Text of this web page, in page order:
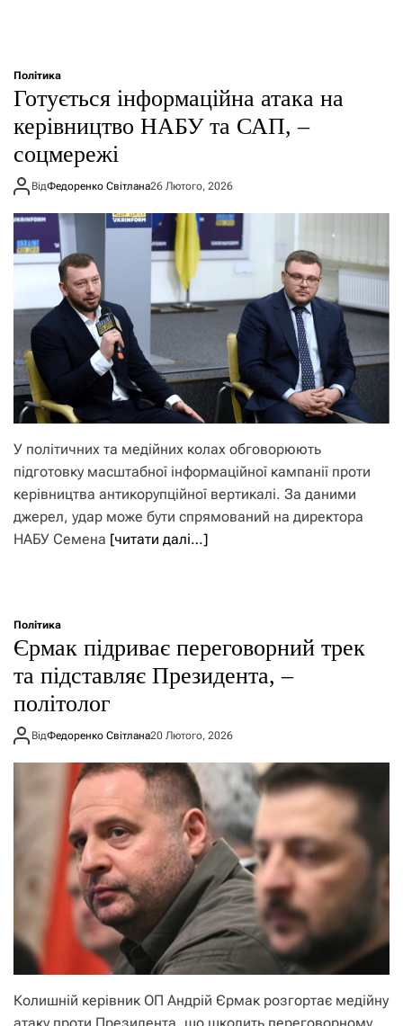
Політика
Готується інформаційна атака на
керівництво НАБУ та САП, –
соцмережі
ВідФедоренко Світлана26 Лютого, 2026
У політичних та медійних колах обговорюють
підготовку масштабної інформаційної кампанії проти
керівництва антикорупційної вертикалі. За даними
джерел, удар може бути спрямований на директора
НАБУ Семена [читати далі…]
Політика
Єрмак підриває переговорний трек
та підставляє Президента, –
політолог
ВідФедоренко Світлана20 Лютого, 2026
Колишній керівник ОП Андрій Єрмак розгортає медійну